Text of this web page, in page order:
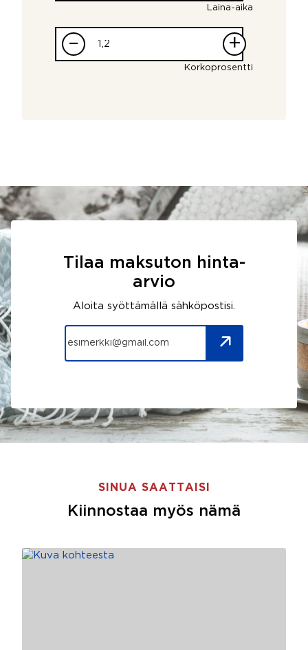
Laina-aika
– +
Korkoprosentti
Tilaa maksuton hinta-
arvio
Aloita syöttämällä sähköpostisi.
SINUA SAATTAISI
Kiinnostaa myös nämä